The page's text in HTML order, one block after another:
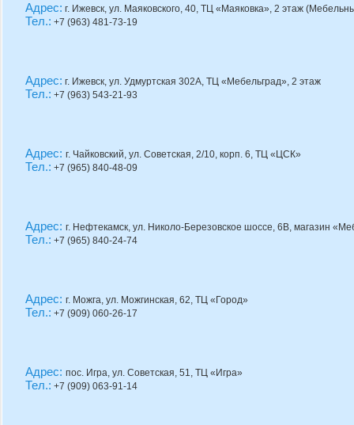
Адрес: г. Ижевск, ул. Маяковского, 40, ТЦ «Маяковка», 2 этаж
Тел.: +7 (963) 481-73-19
Адрес: г. Ижевск, ул. Удмуртская 302А, ТЦ «Мебельград», 2 этаж
Тел.: +7 (963) 543-21-93
Адрес: г. Чайковский, ул. Советская, 2/10, корп. 6, ТЦ «ЦСК»
Тел.: +7 (965) 840-48-09
Адрес: г. Нефтекамск, ул. Николо-Березовское шоссе, 6В, магазин
Тел.: +7 (965) 840-24-74
Адрес: г. Можга, ул. Можгинская, 62, ТЦ «Город»
Тел.: +7 (909) 060-26-17
Адрес: пос. Игра, ул. Советская, 51, ТЦ «Игра»
Тел.: +7 (909) 063-91-14